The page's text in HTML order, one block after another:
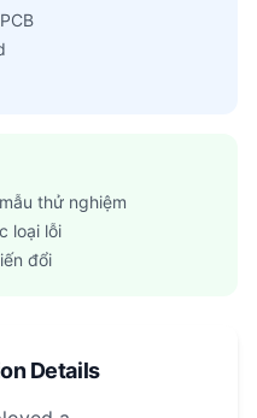
thử nghiệm
loại lỗi
đổi
Details